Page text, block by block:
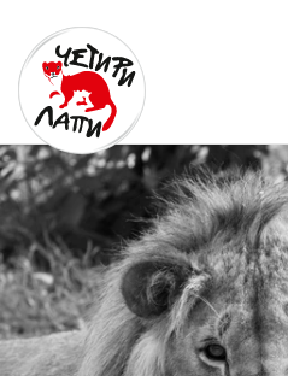
Нашата работа
Подкрепете ни
За нас
Работа
Новини
Бюлетин
Контакти